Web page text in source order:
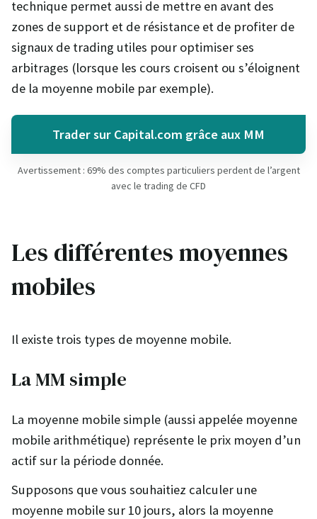
technique permet aussi de mettre en avant des
zones de support et de résistance et de profiter de
signaux de trading utiles pour optimiser ses
arbitrages (lorsque les cours croisent ou s’éloignent
de la moyenne mobile par exemple).
Trader sur Capital.com grâce aux MM
Avertissement : 69% des comptes particuliers perdent de l’argent
avec le trading de CFD
Les différentes moyennes
mobiles
Il existe trois types de moyenne mobile.
La MM simple
La moyenne mobile simple (aussi appelée moyenne
mobile arithmétique) représente le prix moyen d’un
actif sur la période donnée.
Supposons que vous souhaitiez calculer une
moyenne mobile sur 10 jours, alors la moyenne